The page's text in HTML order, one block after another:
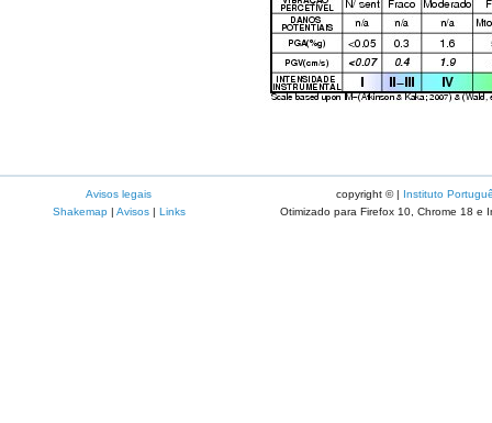
Avisos legais
Shakemap| Avisos| Links
copyright © | Instituto
Otimizado para Firefox 10, Chrome 18 e